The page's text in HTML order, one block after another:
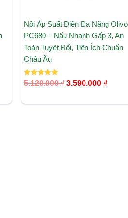
Nồi Áp Suất Điện Đa Năng Olivo
PC680 – Nấu Nhanh Gấp 3, An
Toàn Tuyệt Đối, Tiện Ích Chuẩn
Châu Âu
Được xếp
hạng
5.120.000₫ 3.590.000 ₫